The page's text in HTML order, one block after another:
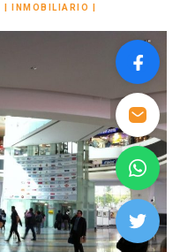
INMOBILIARIO